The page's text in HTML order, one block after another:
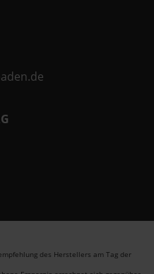
des Herstellers am Tag der